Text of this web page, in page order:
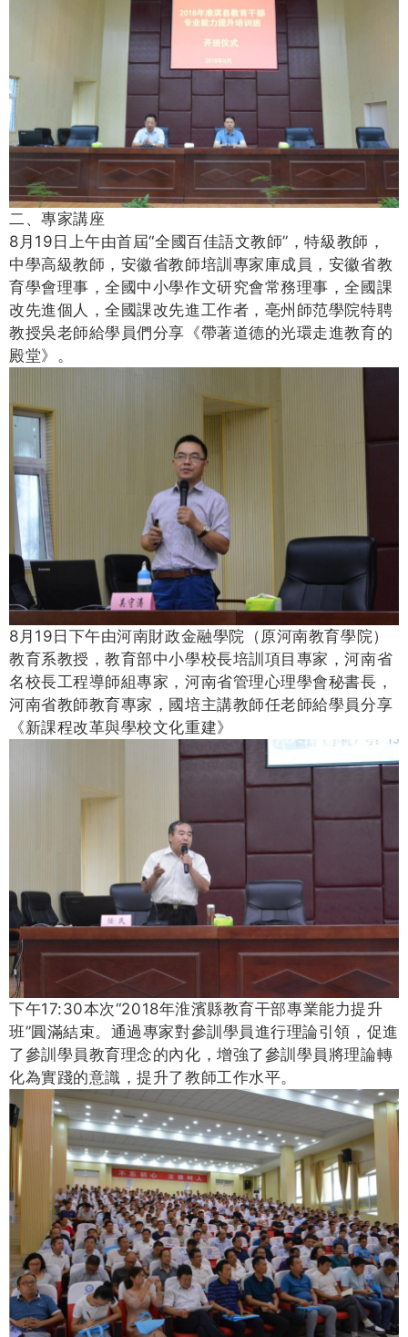
二、專家講座
8月19日上午由首屆“全國百佳語文教師”，特級教師，
中學高級教師，安徽省教師培訓專家庫成員，安徽省教
育學會理事，全國中小學作文研究會常務理事，全國課
改先進個人，全國課改先進工作者，亳州師范學院特聘
教授吳老師給學員們分享《帶著道德的光環走進教育的
殿堂》。
8月19日下午由河南財政金融學院（原河南教育學院）
教育系教授，教育部中小學校長培訓項目專家，河南省
名校長工程導師組專家，河南省管理心理學會秘書長，
河南省教師教育專家，國培主講教師任老師給學員分享
《新課程改革與學校文化重建》
下午17:30本次“2018年淮濱縣教育干部專業能力提升
班”圓滿結束。 通過專家對參訓學員進行理論引領，促進
了參訓學員教育理念的內化，增強了參訓學員將理論轉
化為實踐的意識，提升了教師工作水平。